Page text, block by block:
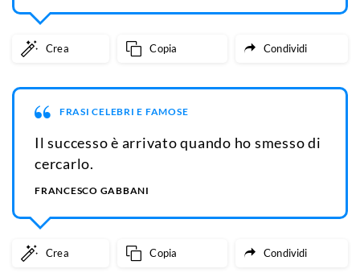
Crea Copia Condividi
FRASI CELEBRI E FAMOSE
Il successo è arrivato quando ho smesso di
cercarlo.
FRANCESCO GABBANI
Crea Copia Condividi